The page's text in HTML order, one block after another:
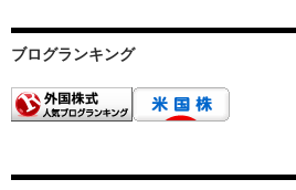
ブログランキング